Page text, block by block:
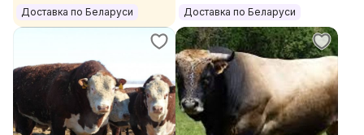
область
Доставка по Беларуси
область
Доставка по Беларуси